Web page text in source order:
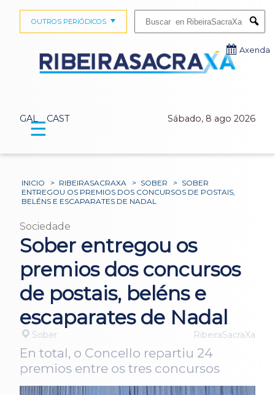
GAL CAST Sábado, 8 ago 2026
OUTROS PERIÓDICOS
Axenda
☰
INICIO > RIBEIRASACRAXA > SOBER > SOBER
ENTREGOU OS PREMIOS DOS CONCURSOS DE POSTAIS,
BELÉNS E ESCAPARATES DE NADAL
Sociedade
Sober entregou os
premios dos concursos
de postais, beléns e
escaparates de Nadal
Sober RibeiraSacraXa
En total, o Concello repartiu 24
premios entre os tres concursos